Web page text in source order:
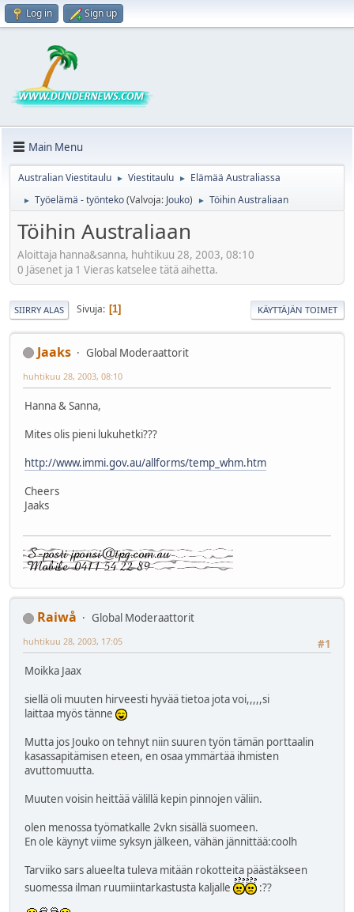
Log in Sign up
Main Menu
Australian Viestitaulu ► Viestitaulu ► Elämää Australiassa
► Työelämä - työnteko(Valvoja: Jouko) ► Töihin Australiaan
Töihin Australiaan
Aloittaja hanna&sanna, huhtikuu 28, 2003, 08:10
0 Jäsenet ja 1 Vieras katselee tätä aihetta.
SIIRRY ALAS Sivuja 1 KÄYTTÄJÄN TOIMET
Jaaks Global Moderaattorit
huhtikuu 28, 2003, 08:10
Hanna & Sanna,
Mites olis pieni lukuhetki???
http://www.immi.gov.au/allforms/temp_whm.htm
Cheers
Jaaks
Raiwå
Global Moderaattorit
#1
huhtikuu 28, 2003, 17:05
Moikka Jaax
siellä oli muuten hirveesti hyvää tietoa jota voi,,,,,si
laittaa myös tänne
Mutta jos Jouko on tehnyt niin suuren työn tämän porttaalin
kasassapitämisen eteen, en osaa ymmärtää ihmisten
avuttomuutta.
Muuten voisin heittää välillä kepin pinnojen väliin.
olen menossa työmatkalle 2vkn sisällä suomeen.
En ole käynyt viime syksyn jälkeen, vähän jännittää:coolh
Tarviiko sars alueelta tuleva mitään rokotteita päästäkseen
suomessa ilman ruumiintarkastusta kaljalle
:??